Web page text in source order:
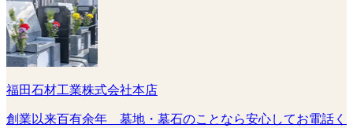
福田石材工業株式会社本店
創業以来百有余年 墓地・墓石のことなら安心してお電話く